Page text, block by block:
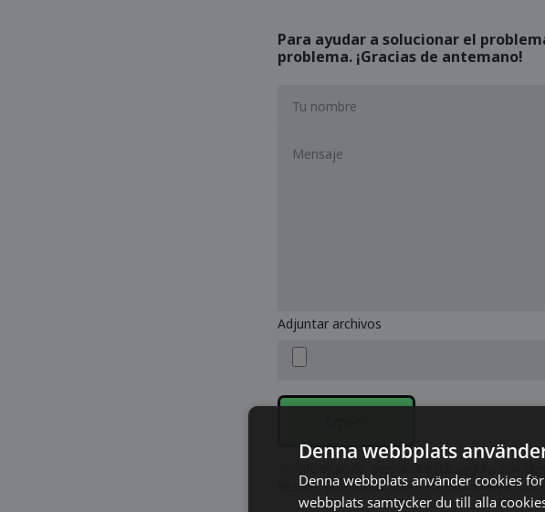
Para ayudar a solucionar el
problema. ¡Gracias de antemano!
Adjuntar archivos
Tu información personal está segura con
deseas saber más sobre cómo
Denna webbplats
Denna webbplats använder cookies
webbplats samtycker du till alla